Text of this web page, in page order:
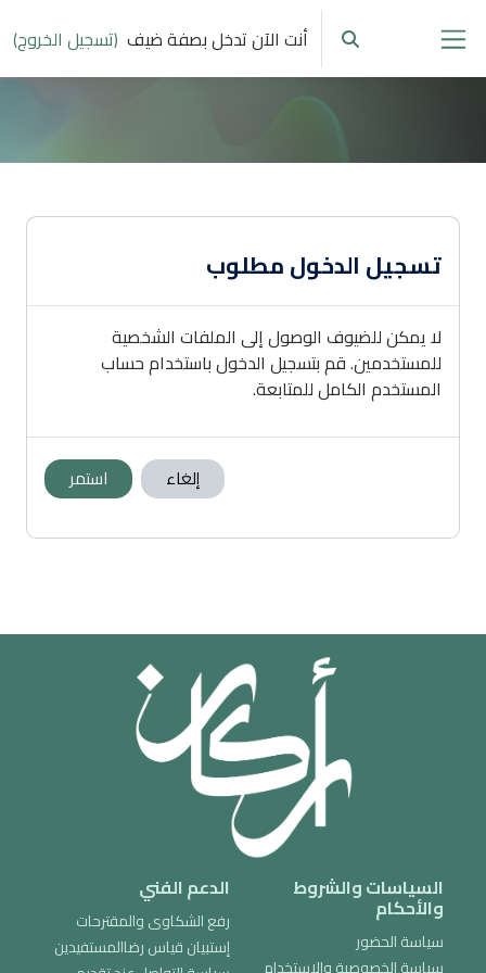
تخطى إلى المحتوى الرئيسي
واجهة جانبية تبديل إدخال البحث
أنت الآن تدخل بصفة ضيف (تسجيل الخروج)
تسجيل الدخول مطلوب
لا يمكن للضيوف الوصول إلى الملفات الشخصية
للمستخدمين. قم بتسجيل الدخول باستخدام حساب
المستخدم الكامل للمتابعة.
إلغاء استمر
السياسات والشروط
والأحكام
سياسة الحضور
الدعم الفني
رفع الشكاوى والمقترحات
إستبيان قياس رضاالمستفيدين